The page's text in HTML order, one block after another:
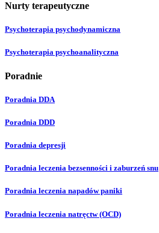
Nurty terapeutyczne
Psychoterapia psychodynamiczna
Psychoterapia psychoanalityczna
Poradnie
Poradnia DDA
Poradnia DDD
Poradnia depresji
Poradnia leczenia bezsenności i zaburzeń snu
Poradnia leczenia napadów paniki
Poradnia leczenia natręctw (OCD)